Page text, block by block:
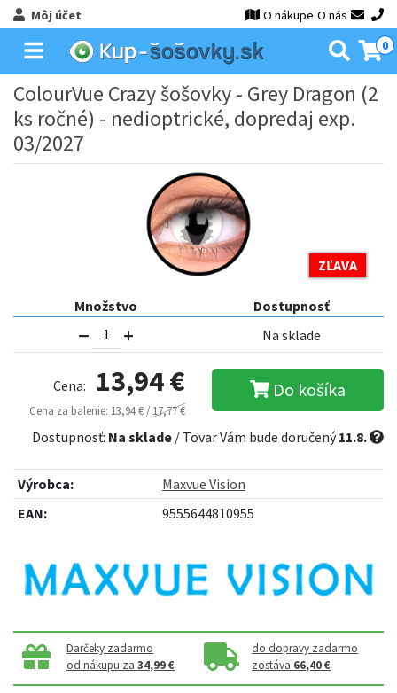
Môj účet O nákupe O nás
0
ColourVue Crazy šošovky - Grey Dragon (2
ks ročné) - nedioptrické, dopredaj exp.
03/2027
ZĽAVA
Množstvo
Dostupnosť
Na sklade
Cena: 13,94 €
Cena za balenie: 13,94 € /17,77 €
Do košíka
Dostupnosť: Na sklade / Tovar Vám bude doručený11.8.
Výrobca:
Maxvue Vision
EAN:
9555644810955
Darčeky zadarmo
od nákupu za34,99 €
do dopravy zadarmo
zostáva 66,40 €